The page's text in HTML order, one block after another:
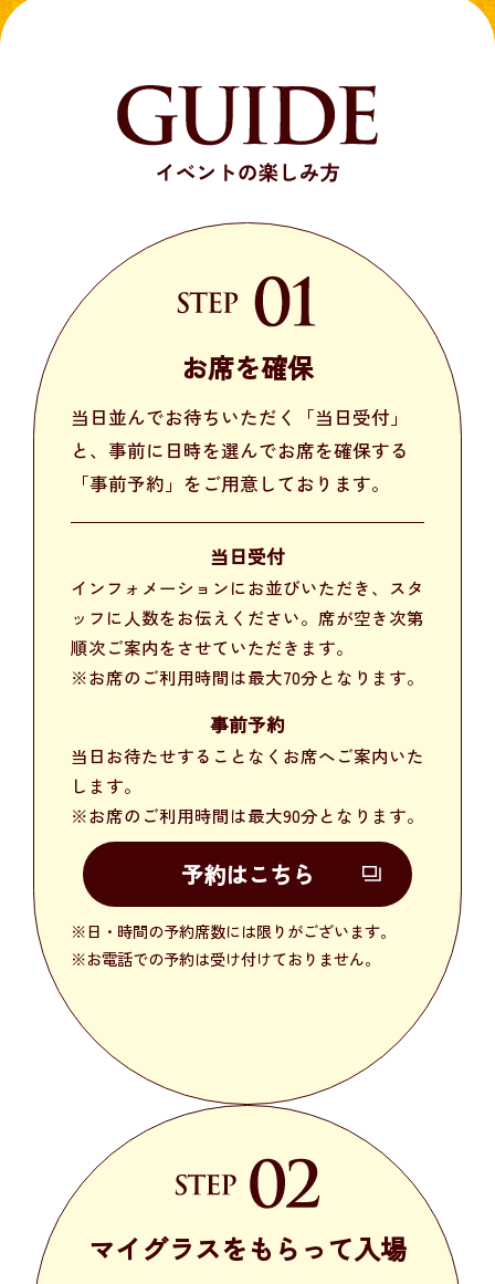
お席を確保
当日並んでお待ちいただく「当日受付」
と、事前に日時を選んでお席を確保する
「事前予約」をご用意しております。
当日受付
インフォメーションにお並びいただき、スタ
ッフに人数をお伝えください。席が空き次第
順次ご案内をさせていただきます。
※お席のご利用時間は最大70分となります。
事前予約
当日お待たせすることなくお席へご案内いた
します。
※お席のご利用時間は最大90分となります。
予約はこちら
※日・時間の予約席数には限りがございます。
※お電話での予約は受け付けておりません。
マイグラスをもらって入場